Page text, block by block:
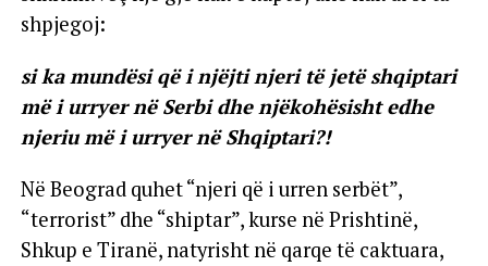
shpjegoj:
si ka mundësi që i njëjti njeri të jetë shqiptari
më i urryer në Serbi dhe njëkohësisht edhe
njeriu më i urryer në Shqiptari?!
Në Beograd quhet “njeri që i urren serbët”,
“terrorist” dhe “shiptar”, kurse në Prishtinë,
Shkup e Tiranë, natyrisht në qarqe të caktuara,